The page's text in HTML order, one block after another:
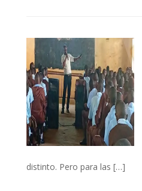
distinto. Pero para las […]